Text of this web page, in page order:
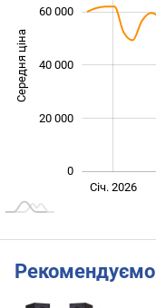
Середня ціна 10 000
0
20 000
40 000
60 000
Жовт.Січ. 2026
Січ. 2027
Лип.
Рекомендуємо